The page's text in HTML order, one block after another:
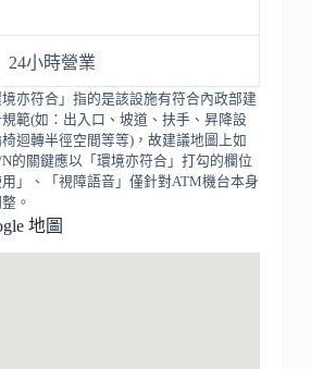
24小時營業
亦符合」指的是該設施有符合內政部建
範(如：出入口、坡道、扶手、昇降設
迴轉半徑空間等等)，故建議地圖上如
的關鍵應以「環境亦符合」打勾的欄位
」、「視障語音」僅針對ATM機台本身
。
地圖